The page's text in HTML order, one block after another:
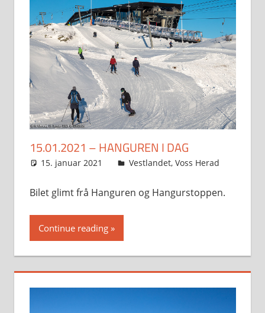
15.01.2021 – HANGUREN I DAG
15. januar 2021 Svein
Vestlandet, Voss Herad
Bilet glimt frå Hanguren og Hangurstoppen.
Continue reading